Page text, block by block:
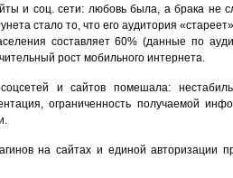
и соц. сети: любовь была, а брака не
стало то, что его аудитория
составляет 60% (данные по
рост мобильного интернета.
и сайтов помешала:
ограниченность получаемой
на сайтах и единой авторизации